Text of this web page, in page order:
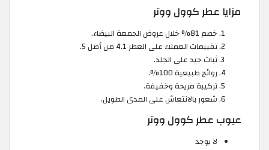
مزايا عطر كوول ووتر
خصم 81% خلال عروض الجمعة البيضاء.
تقييمات العملاء على العطر 4.1 من أصل 5.
ثبات جيد على الجلد.
روائح طبيعية 100%.
تركيبة مريحة وخفيفة.
شعور بالانتعاش على المدى الطويل.
عيوب عطر كوول ووتر
لا يوجد